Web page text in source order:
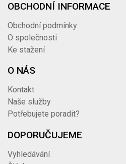
OBCHODNÍ INFORMACE
Obchodní podmínky
O společnosti
Ke stažení
O NÁS
Kontakt
Naše služby
Potřebujete poradit?
DOPORUČUJEME
Vyhledávání